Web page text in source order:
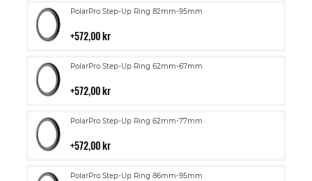
PolarPro Step-Up Ring 82mm-95mm
572,00 kr
Lägg
i
PolarPro Step-Up Ring 62mm-67mm
572,00 kr
Lägg
i
PolarPro Step-Up Ring 62mm-77mm
572,00 kr
Lägg
i
PolarPro Step-Up Ring 86mm-95mm
Lägg